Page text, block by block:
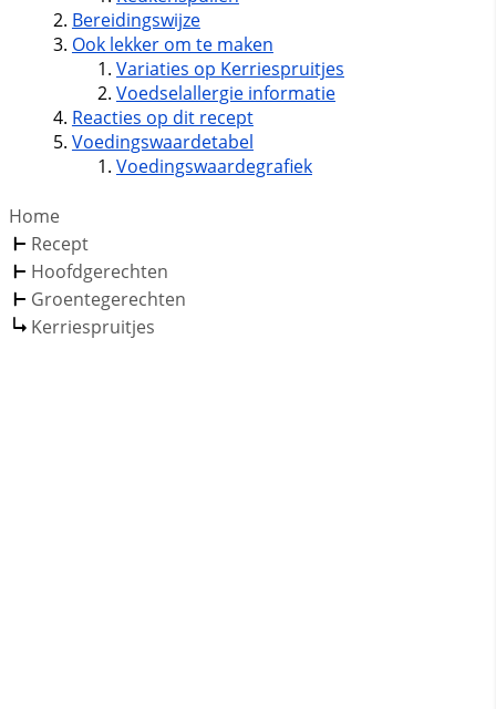
Bereidingswijze
Ook lekker om te maken
Variaties op Kerriespruitjes
Voedselallergie informatie
Reacties op dit recept
Voedingswaardetabel
Voedingswaardegrafiek
Home
Recept
Hoofdgerechten
Groentegerechten
Kerriespruitjes